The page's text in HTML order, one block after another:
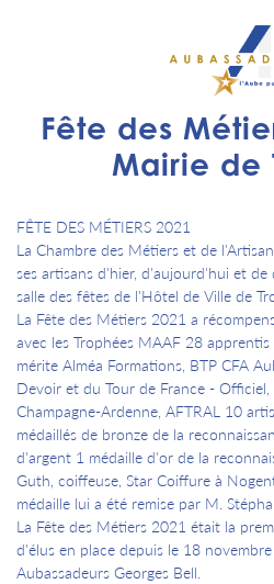
Fête des
Mairie de
FÊTE DES MÉTIERS 2021
La Chambre des Métiers et de
ses artisans d'hier, d'aujourd'hui et de
salle des fêtes de l'Hôtel de Ville de
La Fête des Métiers 2021 a
avec les Trophées MAAF 28
mérite Alméa Formations, BTP CFA
Devoir et du Tour de France -
Champagne-Ardenne, AFTRAL 10
médaillés de bronze de la
d'argent 1 médaille d'or de la
Guth, coiffeuse, Star Coiffure à
médaille lui a été remise par M.
La Fête des Métiers 2021 était la
d'élus en place depuis le 18
Aubassadeurs Georges Bell.